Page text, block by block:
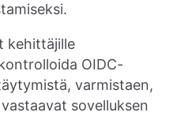
kehittäjille
OIDC-
varmistaen,
sovelluksen